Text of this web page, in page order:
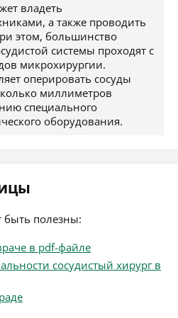
владеть
а также проводить
этом, большинство
системы проходят с
микрохирургии.
оперировать сосуды
миллиметров
специального
оборудования.
быть полезны:
в pdf-файле
сосудистый хирург в